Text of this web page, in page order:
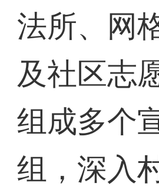
法所、网
及社区志
组成多个
组，深入